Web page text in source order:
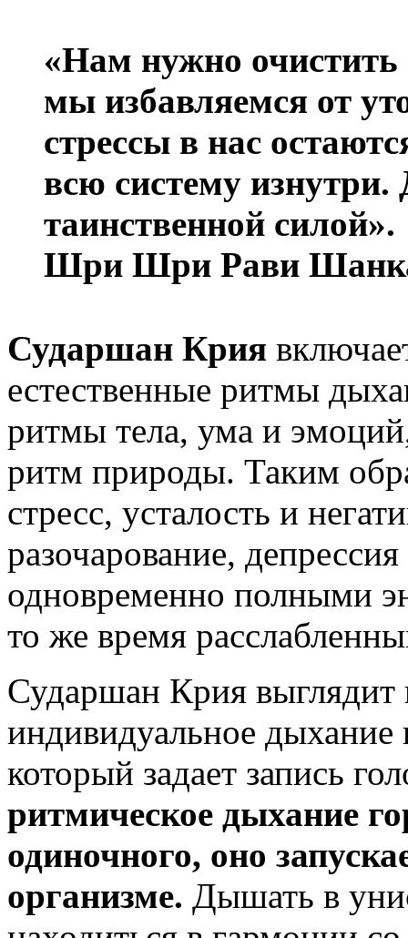
«Нам нужно очистить
мы избавляемся от
стрессы в нас
всю систему
таинственной силой».
Шри Шри Рави
Сударшан Крия
естественные ритмы
ритмы тела, ума и
ритм природы. Таким
стресс, усталость и
разочарование,
одновременно полными
то же время
Сударшан Крия выглядит
индивидуальное
который задает запись
ритмическое дыхание
одиночного, оно
организме. Дышать в